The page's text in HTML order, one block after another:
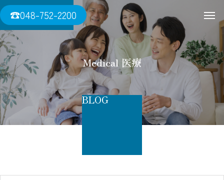
三須医院
☎048-752-2200
Medical 医療
BLOG